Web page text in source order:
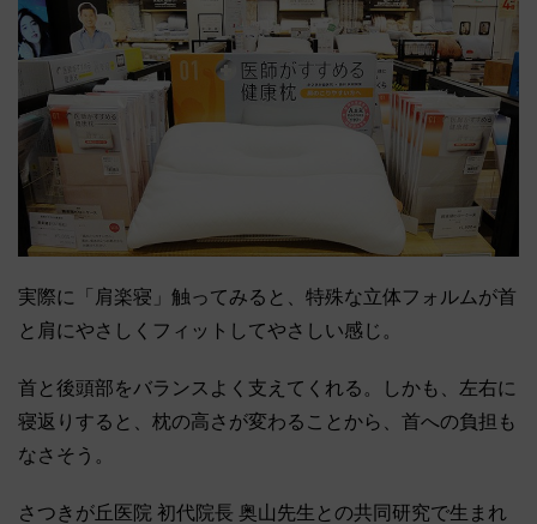
実際に「肩楽寝」触ってみると、特殊な立体フォルムが首
と肩にやさしくフィットしてやさしい感じ。
首と後頭部をバランスよく支えてくれる。しかも、左右に
寝返りすると、枕の高さが変わることから、首への負担も
なさそう。
さつきが丘医院 初代院長 奥山先生との共同研究で生まれ